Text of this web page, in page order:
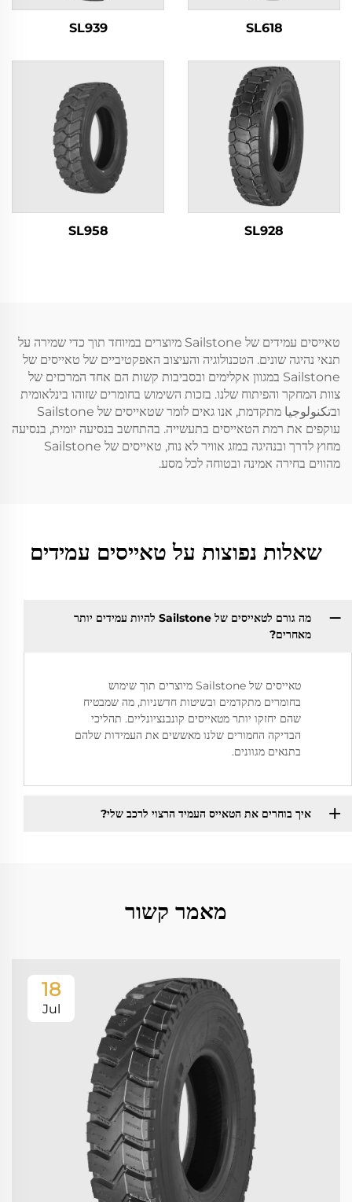
SL618
SL939
SL928
SL958
טאייסים עמידים של Sailstone מיוצרים במיוחד תוך כדי שמירה על
תנאי נהיגה שונים. הטכנולוגיה והעיצוב האפקטיביים של טאייסים של
Sailstone במגוון אקלימים ובסביבות קשות הם אחד המרכזים של
צוות המחקר והפיתוח שלנו. בזכות השימוש בחומרים שזוהו בינלאומית
ובتكنولوجيا מתקדמת, אנו גאים לומר שטאייסים של Sailstone
עוקפים את רמת הטאייסים בתעשייה. בהתחשב בנסיעה יומית, בנסיעה
מחוץ לדרך ובנהיגה במזג אוויר לא נוח, טאייסים של Sailstone
מהווים בחירה אמינה ובטוחה לכל מסע.
שאלות נפוצות על טאייסים עמידים
מה גורם לטאייסים של Sailstone להיות עמידים יותר
מאחרים?
טאייסים של Sailstone מיוצרים תוך שימוש
בחומרים מתקדמים ובשיטות חדשניות, מה שמבטיח
שהם יחזקו יותר מטאייסים קונבנציונליים. תהליכי
הבדיקה החמורים שלנו מאששים את העמידות שלהם
בתנאים מגוונים.
איך בוחרים את הטאייס העמיד הרצוי לרכב שלי?
מאמר קשור
18
Jul